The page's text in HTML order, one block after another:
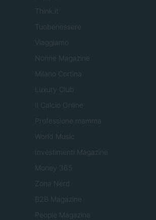
Think.it
Tuobenessere
Viaggiamo
Nonne Magazine
Milano Cortina
Luxury Club
Il Calcio Online
Professione mamma
World Music
Investimenti Magazine
Money 365
Zona Nerd
B2B Magazine
People Magazine